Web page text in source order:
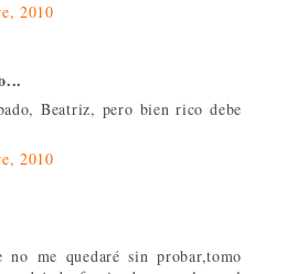
2010
Beatriz, pero bien rico debe
2010
no me quedaré sin probar,tomo